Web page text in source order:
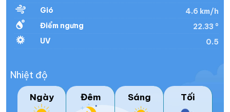
Gió
4.6 km/h
Điểm ngưng
22.33 °
UV
0.5
Nhiệt độ
Ngày Đêm Sáng Tối